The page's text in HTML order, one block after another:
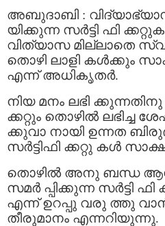
അബുദാബി :
യിക്കുന്ന സർട്ടി ഫി
വിത്യാസ മില്ലാതെ
തൊഴി ലാളി കൾക്കും
എന്ന് അധികൃതർ.
നിയ മനം ലഭി
ക്കറ്റും തൊഴിൽ ലഭിച്ച
ക്കുവാ നായി ഉന്നത
സർട്ടിഫി ക്കറ്റു കൾ
തൊഴിൽ അനു ബന്ധ ആനു
സമർ പ്പിക്കുന്ന സർട്ടി
എന്ന് ഉറപ്പു വരു ത്തു
തീരുമാനം എന്നറിയുന്നു.